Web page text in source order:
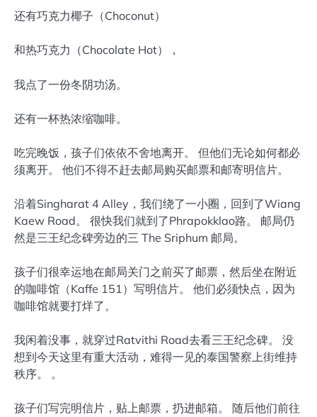
还有巧克力椰子（Choconut）
和热巧克力（Chocolate Hot），
我点了一份冬阴功汤。
还有一杯热浓缩咖啡。
吃完晚饭，孩子们依依不舍地离开。 但他们无论如何都必
须离开。 他们不得不赶去邮局购买邮票和邮寄明信片。
沿着Singharat 4 Alley，我们绕了一小圈，回到了Wiang
Kaew Road。 很快我们就到了Phrapokklao路。 邮局仍
然是三王纪念碑旁边的三 The Sriphum 邮局。
孩子们很幸运地在邮局关门之前买了邮票，然后坐在附近
的咖啡馆（Kaffe 151）写明信片。 他们必须快点，因为
咖啡馆就要打烊了。
我闲着没事，就穿过Ratvithi Road去看三王纪念碑。 没
想到今天这里有重大活动，难得一见的泰国警察上街维持
秩序。 。
孩子们写完明信片，贴上邮票，扔进邮箱。 随后他们前往